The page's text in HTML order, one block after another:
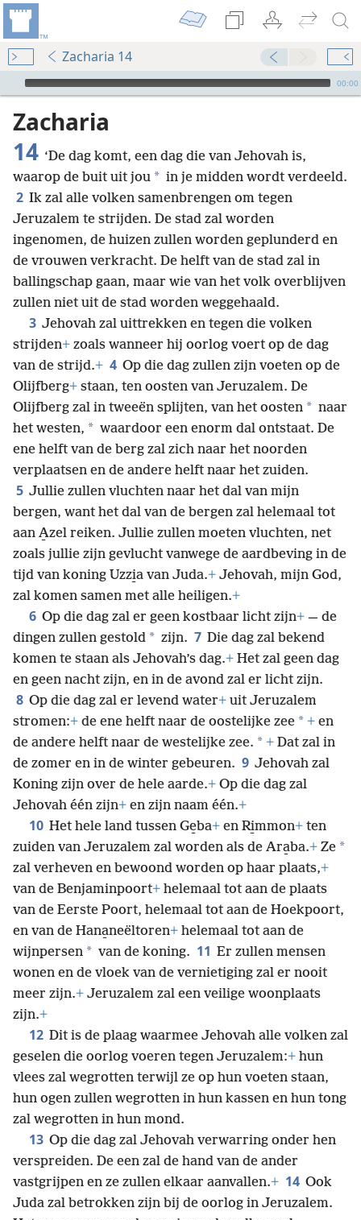
Zacharia 14
Audio Player
00:00
Zacharia
14 ‘De dag komt, een dag die van Jehovah is,
waarop de buit uit jou * in je midden wordt verdeeld.
2 Ik zal alle volken samenbrengen om tegen
Jeruzalem te strijden. De stad zal worden
ingenomen, de huizen zullen worden geplunderd en
de vrouwen verkracht. De helft van de stad zal in
ballingschap gaan, maar wie van het volk overblijven
zullen niet uit de stad worden weggehaald.
3 Jehovah zal uittrekken en tegen die volken
strijden+ zoals wanneer hij oorlog voert op de dag
van de strijd.+ 4 Op die dag zullen zijn voeten op de
Olijfberg+ staan, ten oosten van Jeruzalem. De
Olijfberg zal in tweeën splijten, van het oosten * naar
het westen, * waardoor een enorm dal ontstaat. De
ene helft van de berg zal zich naar het noorden
verplaatsen en de andere helft naar het zuiden.
5 Jullie zullen vluchten naar het dal van mijn
bergen, want het dal van de bergen zal helemaal tot
aan A̱zel reiken. Jullie zullen moeten vluchten, net
zoals jullie zijn gevlucht vanwege de aardbeving in de
tijd van koning Uzzi̱a van Juda.+ Jehovah, mijn God,
zal komen samen met alle heiligen.+
6 Op die dag zal er geen kostbaar licht zijn+ — de
dingen zullen gestold * zijn. 7 Die dag zal bekend
komen te staan als Jehovah’s dag.+ Het zal geen dag
en geen nacht zijn, en in de avond zal er licht zijn.
8 Op die dag zal er levend water+ uit Jeruzalem
stromen:+ de ene helft naar de oostelijke zee * + en
de andere helft naar de westelijke zee. * + Dat zal in
de zomer en in de winter gebeuren. 9 Jehovah zal
Koning zijn over de hele aarde.+ Op die dag zal
Jehovah één zijn+ en zijn naam één.+
10 Het hele land tussen Ge̱ba+ en Ri̱mmon+ ten
zuiden van Jeruzalem zal worden als de Ara̱ba.+ Ze *
zal verheven en bewoond worden op haar plaats,+
van de Benjaminpoort+ helemaal tot aan de plaats
van de Eerste Poort, helemaal tot aan de Hoekpoort,
en van de Hana̱neëltoren+ helemaal tot aan de
wijnpersen * van de koning. 11 Er zullen mensen
wonen en de vloek van de vernietiging zal er nooit
meer zijn.+ Jeruzalem zal een veilige woonplaats
zijn.+
12 Dit is de plaag waarmee Jehovah alle volken zal
geselen die oorlog voeren tegen Jeruzalem:+ hun
vlees zal wegrotten terwijl ze op hun voeten staan,
hun ogen zullen wegrotten in hun kassen en hun tong
zal wegrotten in hun mond.
13 Op die dag zal Jehovah verwarring onder hen
verspreiden. De een zal de hand van de ander
vastgrijpen en ze zullen elkaar aanvallen.+ 14 Ook
Juda zal betrokken zijn bij de oorlog in Jeruzalem.